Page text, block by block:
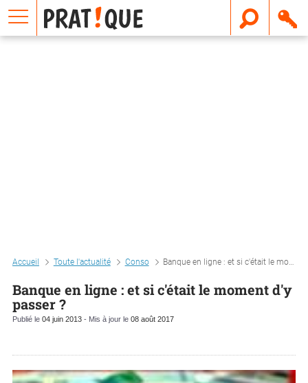
Accueil Toute l'actualité Conso Banque en ligne : et si c'était le moment d'y passer ?
Banque en ligne : et si c'était le moment d'y
passer ?
Publié le 04 juin 2013 - Mis à jour le 08 août 2017
E
m
a